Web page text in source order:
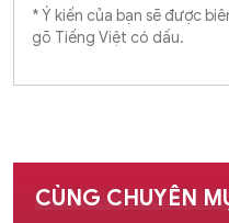
CÙNG CHUYÊN